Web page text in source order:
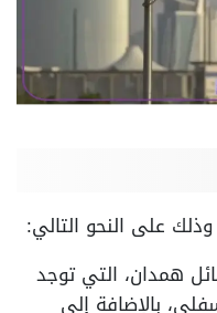
على النحو التالي:
همدان، التي توجد
بالإضافة إلى